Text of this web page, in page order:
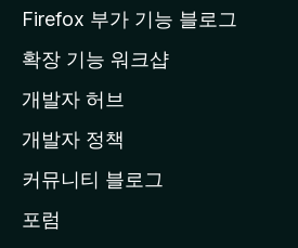
a
페
이
지
이
동
Firefox 부가 기능 블로그
확장 기능 워크샵
개발자 허브
개발자 정책
커뮤니티 블로그
포럼